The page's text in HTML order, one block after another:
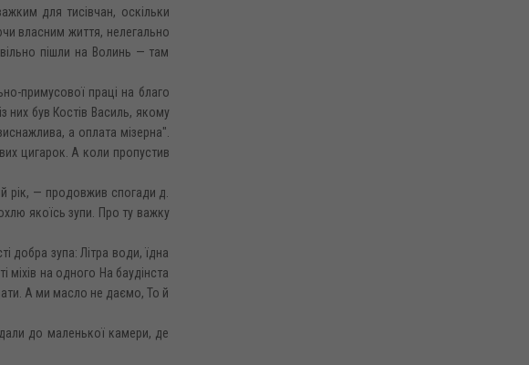
для тисівчан, оскільки
власним життя, нелегально
пішли на Волинь — там
примусової праці на благо
них був Костів Василь, якому
а оплата мізерна".
цигарок. А коли пропустив
рік, — продовжив спогади д.
якоїсь зупи. Про ту важку
добра зупа: Літра води, їдна
на одного На баудінста
А ми масло не даємо, То й
до маленької камери, де